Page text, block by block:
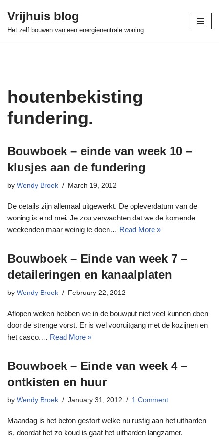
Skip
Vrijhuis blog
Het zelf bouwen van een energieneutrale woning
houtenbekisting
fundering.
Bouwboek – einde van week 10 –
klusjes aan de fundering
by Wendy Broek March 19, 2012
De details zijn allemaal uitgewerkt. De opleverdatum van de
woning is eind mei. Je zou verwachten dat we de komende
weekenden maar weinig te doen… Read More »
Bouwboek – Einde van week 7 –
detaileringen en kanaalplaten
by Wendy Broek February 22, 2012
Aflopen weken hebben we in de bouwput niet veel kunnen doen
door de strenge vorst. Er is wel vooruitgang met de kozijnen en
het casco.… Read More »
Bouwboek – Einde van week 4 –
ontkisten en huur
by Wendy Broek January 31, 2012 1 Comment
Maandag is het beton gestort welke nu rustig aan het uitharden
is, doordat het zo koud is gaat het uitharden langzamer.